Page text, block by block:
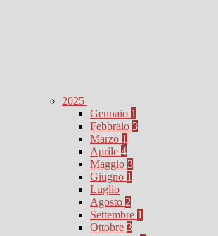
2025
Gennaio 1
Febbraio 3
Marzo 1
Aprile 4
Maggio 3
Giugno 1
Luglio
Agosto 2
Settembre 1
Ottobre 3